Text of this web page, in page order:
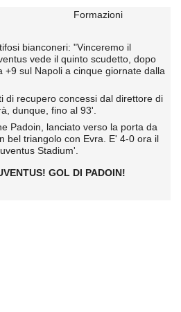
Formazioni
bianconeri: "Vinceremo il
vede il quinto scudetto, dopo
+9 sul Napoli a cinque giornate dalla
di recupero concessi dal direttore di
dunque, fino al 93'.
Padoin, lanciato verso la porta da
bel triangolo con Evra. E' 4-0 ora il
Stadium'.
GOL DI PADOIN!